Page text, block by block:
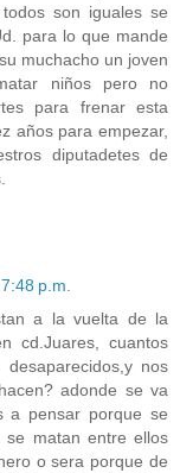
son iguales se
para lo que mande
muchacho un joven
niños pero no
para frenar esta
años para empezar,
diputadetes de
p.m.
a la vuelta de la
cd.Juares, cuantos
nos
adonde se va
a pensar porque se
se matan entre ellos
o sera porque de